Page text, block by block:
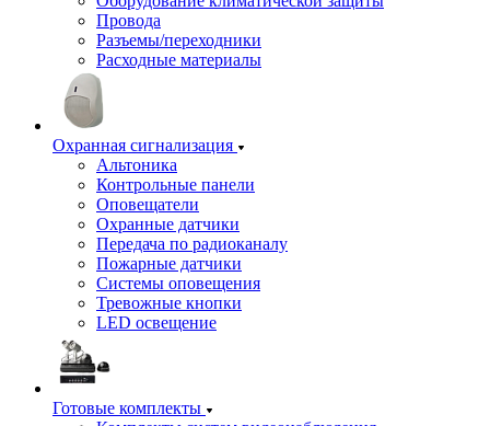
Провода
Разъемы/переходники
Расходные материалы
Охранная сигнализация
Альтоника
Контрольные панели
Оповещатели
Охранные датчики
Передача по радиоканалу
Пожарные датчики
Системы оповещения
Тревожные кнопки
LED освещение
Готовые комплекты